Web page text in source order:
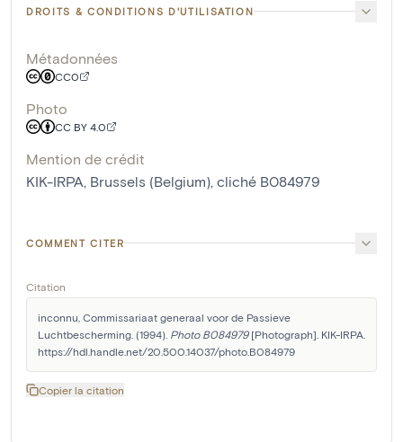
DROITS & CONDITIONS D'UTILISATION
Métadonnées
CC0
Photo
CC BY 4.0
Mention de crédit
KIK-IRPA, Brussels (Belgium), cliché B084979
COMMENT CITER
Citation
inconnu, Commissariaat generaal voor de Passieve
Luchtbescherming. (1994). Photo B084979 [Photograph]. KIK-IRPA.
https://hdl.handle.net/20.500.14037/photo.B084979
Copier la citation